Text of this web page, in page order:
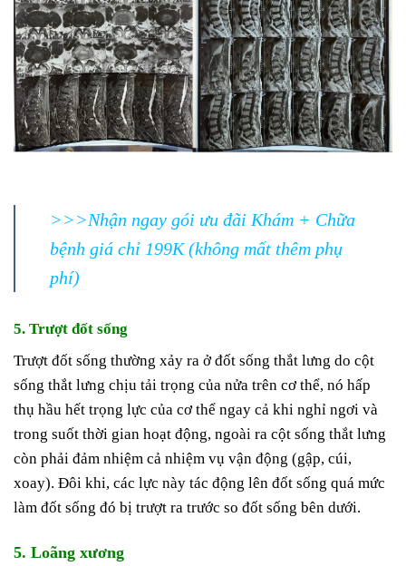
>>>Nhận ngay gói ưu đãi Khám + Chữa
bệnh giá chỉ 199K (không mất thêm phụ
phí)
5. Trượt đốt sống
Trượt đốt sống thường xảy ra ở đốt sống thắt lưng do cột
sống thắt lưng chịu tải trọng của nửa trên cơ thể, nó hấp
thụ hầu hết trọng lực của cơ thể ngay cả khi nghỉ ngơi và
trong suốt thời gian hoạt động, ngoài ra cột sống thắt lưng
còn phải đảm nhiệm cả nhiệm vụ vận động (gập, cúi,
xoay). Đôi khi, các lực này tác động lên đốt sống quá mức
làm đốt sống đó bị trượt ra trước so đốt sống bên dưới.
5. Loãng xương